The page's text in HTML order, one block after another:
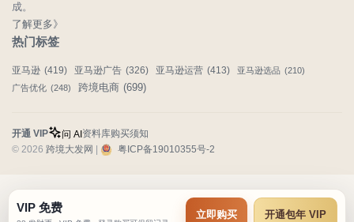
成。
了解更多》
热门标签
亚马逊 (419) 亚马逊广告 (326) 亚马逊运营 (413) 亚马逊选品 (210)
广告优化 (248) 跨境电商 (699)
开通 VIP 问 AI资料库购买须知
© 2026 跨境大发网 | 粤ICP备19010355号-2
VIP 免费
立即购买 开通包年 VIP